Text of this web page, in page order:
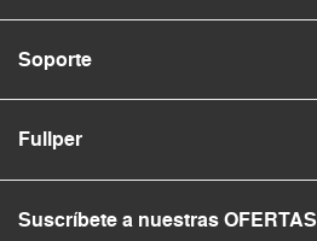
Soporte
Fullper
Suscríbete a nuestras OFERTAS